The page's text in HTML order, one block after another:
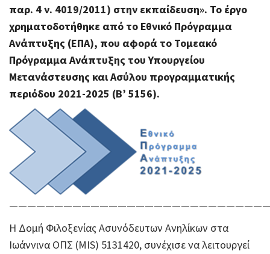
παρ. 4 ν. 4019/2011) στην εκπαίδευση». Το έργο
χρηματοδοτήθηκε από το Εθνικό Πρόγραμμα
Ανάπτυξης (ΕΠΑ), που αφορά το Τομεακό
Πρόγραμμα Ανάπτυξης του Υπουργείου
Μετανάστευσης και Ασύλου προγραμματικής
περιόδου 2021-2025 (Β’ 5156).
Η Δομή Φιλοξενίας Ασυνόδευτων Ανηλίκων στα
Ιωάννινα ΟΠΣ (MIS) 5131420, συνέχισε να λειτουργεί